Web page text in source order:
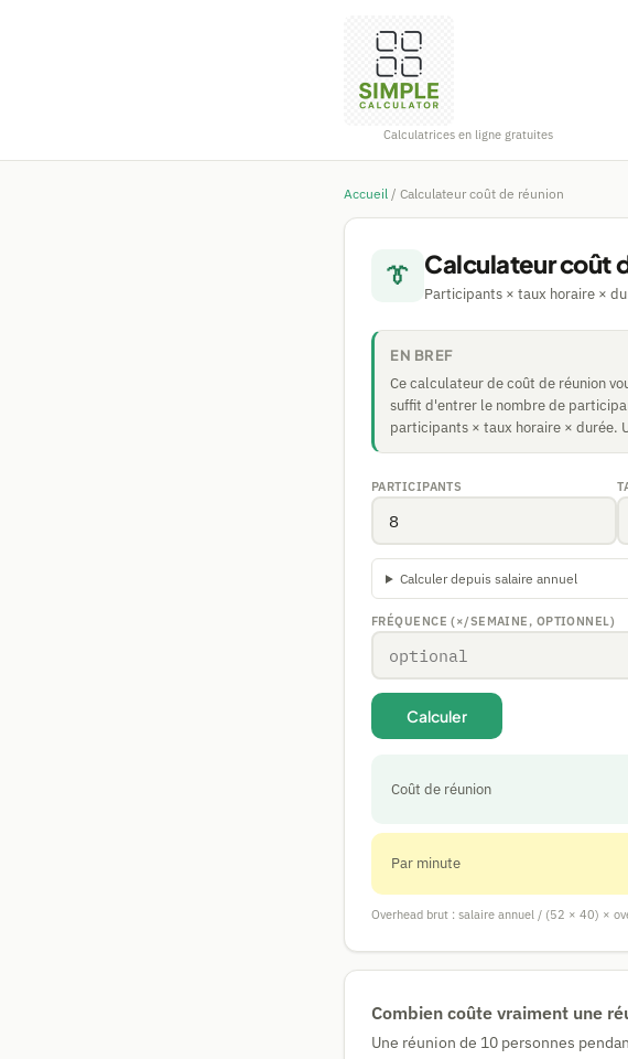
Calculatrices en ligne gratuites
Accueil / Calculateur coût de réunion
👔 Calculateur coût
Participants × taux horaire ×
EN BREF
Ce calculateur de coût de réunion
suffit d'entrer le nombre de
participants × taux horaire × durée.
PARTICIPANTS
Calculer depuis salaire annuel
FRÉQUENCE (×/SEMAINE, OPTIONNEL)
Calculer
Coût de réunion
Par minute
Overhead brut : salaire annuel / (52 × 40) ×
Combien coûte vraiment une
Une réunion de 10 personnes